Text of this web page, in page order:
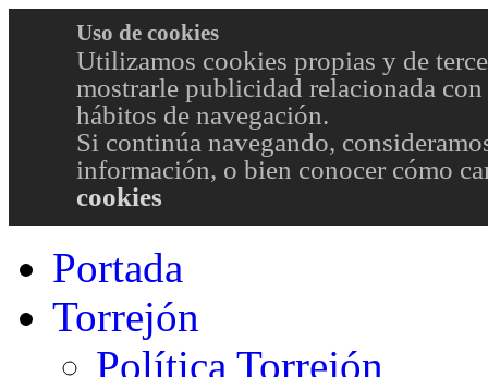
Uso de cookies
Utilizamos cookies propias y de
mostrarle publicidad relacionada
hábitos de navegación.
Si continúa navegando,
información, o bien conocer cómo
cookies
Portada
Torrejón
Política Torrejón